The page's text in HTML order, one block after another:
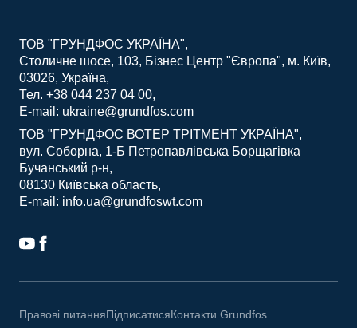
ТОВ "ГРУНДФОС УКРАЇНА"
Столичне шосе, 103, Бізнес Центр "Європа", м. Київ,
03026, Україна
Тел. +38 044 237 04 00
E-mail: ukraine@grundfos.com
ТОВ "ГРУНДФОС ВОТЕР ТРІТМЕНТ УКРАЇНА"
вул. Соборна, 1-Б Петропавлівська Борщагівка
Бучанський р-н
08130 Київська область
E-mail: info.ua@grundfoswt.com
Правові питанняПідписатисяКонтакти Grundfos